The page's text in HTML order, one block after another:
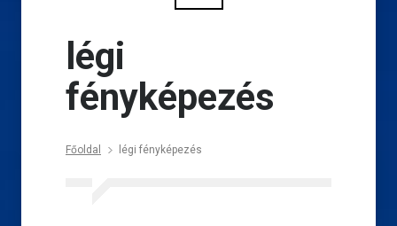
légi
fényképezés
Főoldal légi fényképezés